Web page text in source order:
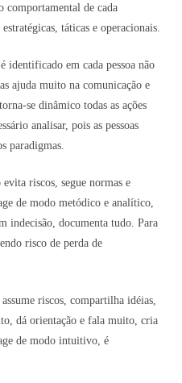
de cada
táticas e operacionais.
identificado em cada pessoa não
ajuda muito na comunicação e
se dinâmico todas as ações
analisar, pois as pessoas
paradigmas.
evita riscos, segue normas e
de modo metódico e analítico,
indecisão, documenta tudo. Para
risco de perda de
assume riscos, compartilha idéias,
dá orientação e fala muito, cria
de modo intuitivo, é